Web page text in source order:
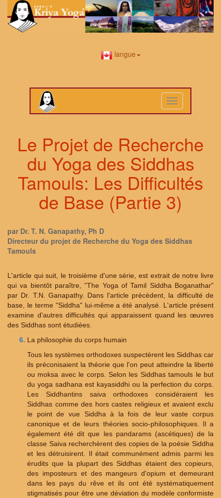
langue
Toggle
navigation
Le Projet de Recherche
du Yoga des Siddhas
Tamouls: Les Difficultés
de Base (Partie 3)
par Dr. T. N. Ganapathy, Ph D
Directeur du projet de Recherche du Yoga des Siddhas
Tamouls
L'article qui suit, le troisième d'une série, est extrait de notre livre
qui va bientôt paraître, "The Yoga of Tamil Siddha Boganathar"
par Dr. T.N. Ganapathy. Dans l'article précédent, la difficulté de
base, le terme "Siddha" lui-même a été analysé. L'article présent
examine d'autres difficultés qui apparaissent quand les œuvres
des Siddhas sont étudiées.
La philosophie du corps humain
Tous les systèmes orthodoxes suspectèrent les Siddhas car
ils préconisaient la théorie que l'on peut atteindre la liberté
ou moksa avec le corps. Selon les Siddhas tamouls le but
du yoga sadhana est kayasiddhi ou la perfection du corps.
Les Siddhantins saiva orthodoxes considéraient les
Siddhas comme des hors castes religieux et avaient exclu
le point de vue Siddha à la fois de leur vaste corpus
canonique et de leurs théories socio-philosophiques. Il a
également été dit que les pandarams (ascétiques) de la
classe Saiva recherchèrent des copies de la poésie Siddha
et les détruisirent. Il était communément admis parmi les
érudits que la plupart des Siddhas étaient des copieurs,
des imposteurs et des mangeurs d'opium et demeurant
dans les pays du rêve et ils ont été systématiquement
stigmatisés pour être une déviation du modèle conformiste